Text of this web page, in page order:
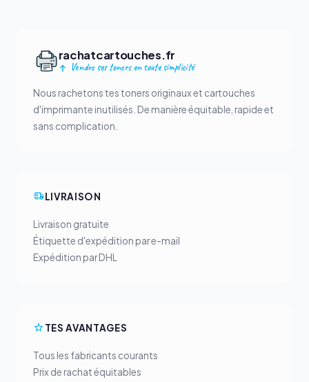
rachatcartouches.fr
Vendre ses toners en toute simplicité
Nous rachetons tes toners originaux et cartouches
d'imprimante inutilisés. De manière équitable, rapide et
sans complication.
LIVRAISON
Livraison gratuite
Étiquette d'expédition par e-mail
Expédition par DHL
TES AVANTAGES
Tous les fabricants courants
Prix de rachat équitables